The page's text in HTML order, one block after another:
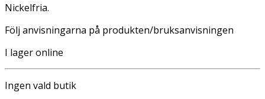
Nickelfria.
Följ anvisningarna på produkten/bruksanvisningen
I lager online
Ingen vald butik